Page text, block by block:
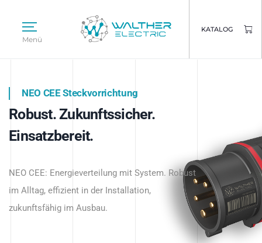
Menü
KATALOG
Intelligente Stromverteilung
beginnt hier.
NEO CEE Steckvorrichtung
Robust. Zukunftssicher.
Einsatzbereit.
NEO CEE: Energieverteilung mit System. Robust
im Alltag, effizient in der Installation,
zukunftsfähig im Ausbau.
Intelligenz trifft Energie.
Anwendungen – robust, IP-geschützt und
zukunftsfähig.